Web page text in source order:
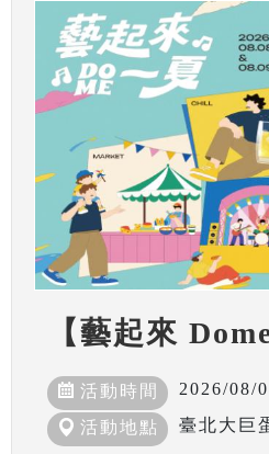
【藝起來
活動時間 2026/08/
活動地點 臺北大巨